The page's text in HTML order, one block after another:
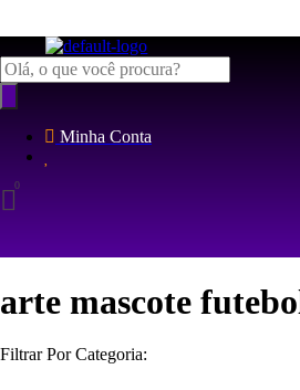
Pesquisar
produtos
Minha Conta
arte mascote
Filtrar Por Categoria: